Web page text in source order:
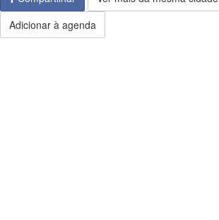
Adicionar à agenda